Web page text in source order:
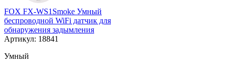
FOX FX-WS1Smoke Умный
беспроводной WiFi датчик для
обнаружения задымления
Артикул: 18841
Умный